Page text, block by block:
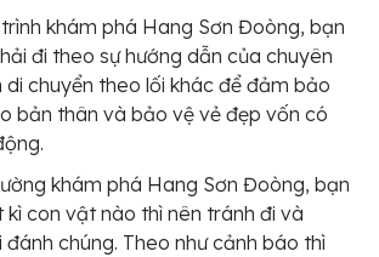
khám phá Hang Sơn Đoòng, bạn
đi theo sự hướng dẫn của chuyên
di chuyển theo lối khác để đảm bảo
bản thân và bảo vệ vẻ đẹp vốn có
khám phá Hang Sơn Đoòng, bạn
con vật nào thì nên tránh đi và
đánh chúng. Theo như cảnh báo thì